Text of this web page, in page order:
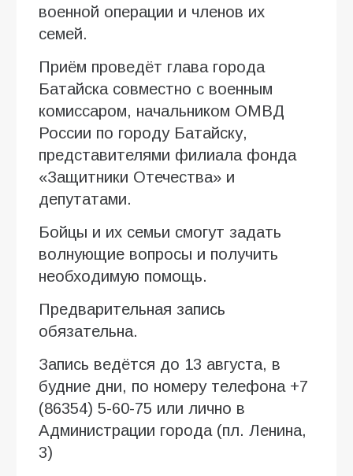
военной операции и членов их
семей.
Приём проведёт глава города
Батайска совместно с военным
комиссаром, начальником ОМВД
России по городу Батайску,
представителями филиала фонда
«Защитники Отечества» и
депутатами.
Бойцы и их семьи смогут задать
волнующие вопросы и получить
необходимую помощь.
Предварительная запись
обязательна.
Запись ведётся до 13 августа, в
будние дни, по номеру телефона +7
(86354) 5-60-75 или лично в
Администрации города (пл. Ленина,
3)